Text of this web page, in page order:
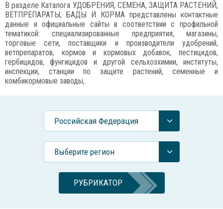
В разделе Каталога УДОБРЕНИЯ, СЕМЕНА, ЗАЩИТА РАСТЕНИЙ,
ВЕТПРЕПАРАТЫ, БАДЫ И КОРМА представлены контактные
данные и официальные сайты в соответствии с профильной
тематикой: специализированные предприятия, магазины,
торговые сети, поставщики и производители удобрений,
ветпрепаратов, кормов и кормовых добавок, пестицидов,
гербицидов, фунгицидов и другой сельхозхимии, институты,
инспекции, станции по защите растений, семенные и
комбикормовые заводы,
Российcкая Федерация
Выберите регион
РУБРИКАТОР